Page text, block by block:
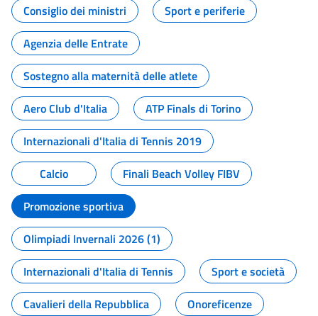
Consiglio dei ministri
Sport e periferie
Agenzia delle Entrate
Sostegno alla maternità delle atlete
Aero Club d'Italia
ATP Finals di Torino
Internazionali d'Italia di Tennis 2019
Calcio
Finali Beach Volley FIBV
Promozione sportiva
Olimpiadi Invernali 2026 (1)
Internazionali d'Italia di Tennis
Sport e società
Cavalieri della Repubblica
Onoreficenze